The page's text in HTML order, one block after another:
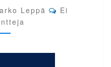
Leppä Comments
Ei